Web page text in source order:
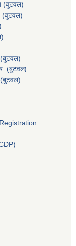
(वुटवल)
(वुटवल)
(बुटवल)
(बुटवल)
(बुटवल)